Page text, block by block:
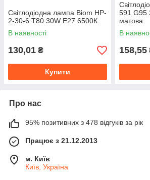
Світлодіодна лампа Biom HP-
2-30-6 T80 30W E27 6500К
В наявності
130,01 ₴
Купити
591 G95
матова
В
158,55
Про нас
95% позитивних з 478 відгуків за рік
Працює з 21.12.2013
м. Київ
Київ, Україна